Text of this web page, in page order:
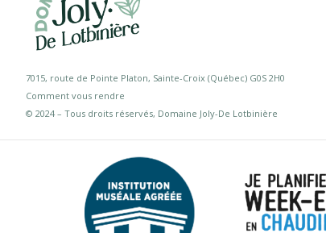
7015, route de Pointe Platon, Sainte-Croix (Québec) G0S 2H0
Comment vous rendre
© 2024 – Tous droits réservés, Domaine Joly-De Lotbinière